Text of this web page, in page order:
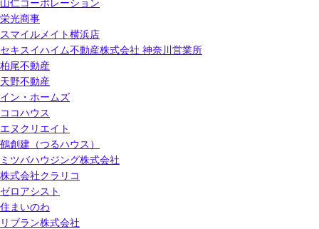
山仁コーポレーション
栄光商事
スマイルメイト横浜店
セキスイハイム不動産株式会社 神奈川営業所
柏尾不動産
天野不動産
イン・ホームズ
ココハウス
エヌクリエイト
鶴創建（つるハウス）
ミツバハウジング株式会社
株式会社クラリコ
ゼロアシスト
住まいのわ
リブラン株式会社